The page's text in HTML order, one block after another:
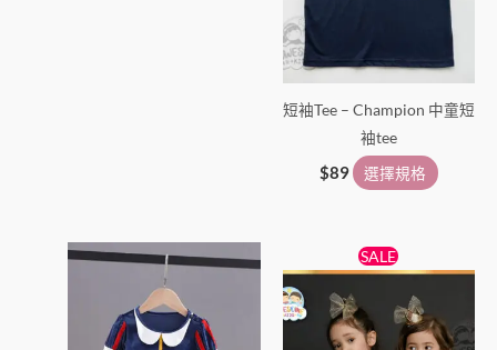
短袖Tee – Champion 中童短
袖tee
$89 選擇規格
選
此
SALE
始
價
格：
$138。
目
前
格：
$89。
有